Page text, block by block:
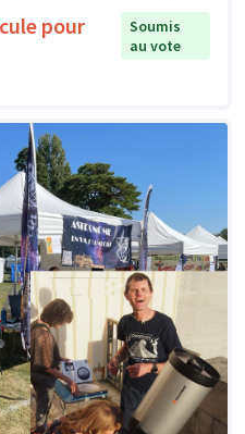
pour
Soumis
au vote